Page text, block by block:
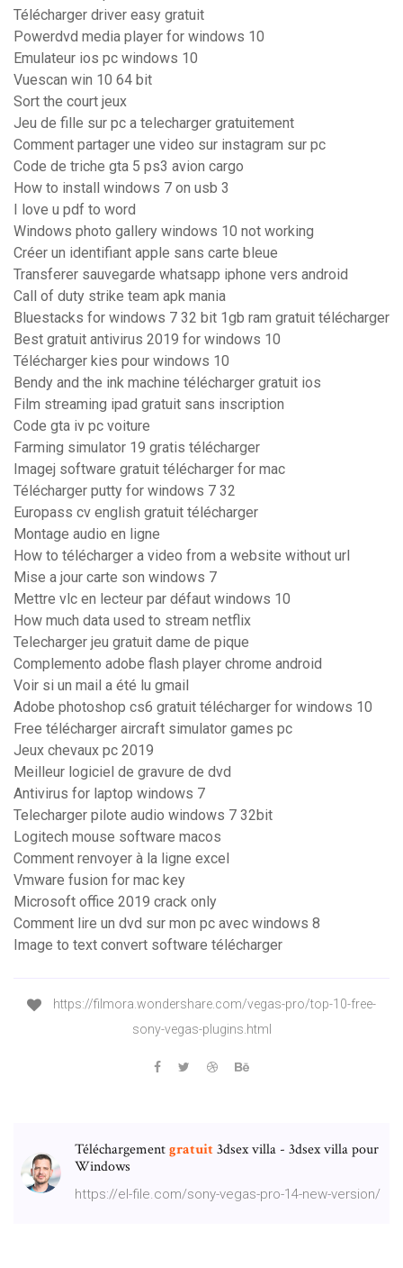
Télécharger driver easy gratuit
Powerdvd media player for windows 10
Emulateur ios pc windows 10
Vuescan win 10 64 bit
Sort the court jeux
Jeu de fille sur pc a telecharger gratuitement
Comment partager une video sur instagram sur pc
Code de triche gta 5 ps3 avion cargo
How to install windows 7 on usb 3
I love u pdf to word
Windows photo gallery windows 10 not working
Créer un identifiant apple sans carte bleue
Transferer sauvegarde whatsapp iphone vers android
Call of duty strike team apk mania
Bluestacks for windows 7 32 bit 1gb ram gratuit télécharger
Best gratuit antivirus 2019 for windows 10
Télécharger kies pour windows 10
Bendy and the ink machine télécharger gratuit ios
Film streaming ipad gratuit sans inscription
Code gta iv pc voiture
Farming simulator 19 gratis télécharger
Imagej software gratuit télécharger for mac
Télécharger putty for windows 7 32
Europass cv english gratuit télécharger
Montage audio en ligne
How to télécharger a video from a website without url
Mise a jour carte son windows 7
Mettre vlc en lecteur par défaut windows 10
How much data used to stream netflix
Telecharger jeu gratuit dame de pique
Complemento adobe flash player chrome android
Voir si un mail a été lu gmail
Adobe photoshop cs6 gratuit télécharger for windows 10
Free télécharger aircraft simulator games pc
Jeux chevaux pc 2019
Meilleur logiciel de gravure de dvd
Antivirus for laptop windows 7
Telecharger pilote audio windows 7 32bit
Logitech mouse software macos
Comment renvoyer à la ligne excel
Vmware fusion for mac key
Microsoft office 2019 crack only
Comment lire un dvd sur mon pc avec windows 8
Image to text convert software télécharger
https://filmora.wondershare.com/vegas-pro/top-10-free-
sony-vegas-plugins.html
Téléchargementgratuit3dsex villa - 3dsex villa pour
Windows
https://el-file.com/sony-vegas-pro-14-new-version/